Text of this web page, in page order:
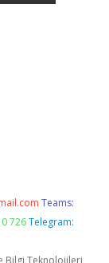
Teams:
726 Telegram:
Bilgi Teknolojileri